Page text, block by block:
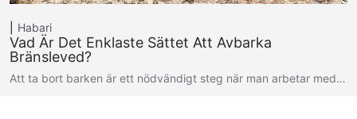
Habari
Vad Är Det Enklaste Sättet Att Avbarka
Bränsleved?
Att ta bort barken är ett nödvändigt steg när man arbetar med…